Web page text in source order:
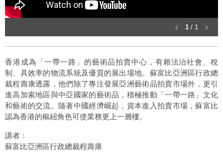
1 / 1
香港成為「一帶一路」的藝術品拍賣中心，有賴法治社會、稅
制、具效率的物流系統及優質的展出場地。蘇富比亞洲區行政總
裁程壽康透露，他們除了專注發展亞洲藝術品拍賣市場外，更引
進高加索地區與中亞國家的藝術品，積極推動「一帶一路」文化
和藝術的交流。隨著中國經濟崛起，資本進入拍賣市場，蘇富比
認為香港的樞紐角色可使業務更上一層樓。
講者：
蘇富比亞洲區行政總裁程壽康